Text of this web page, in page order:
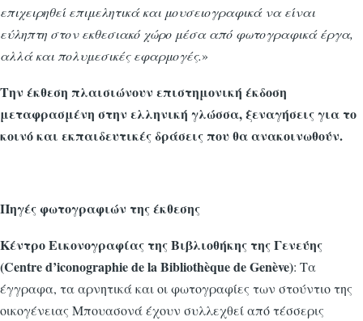
επιχειρηθεί επιμελητικά και μουσειογραφικά να είναι
εύληπτη στον εκθεσιακό χώρο μέσα από φωτογραφικά έργα,
αλλά και πολυμεσικές εφαρμογές.»
Την έκθεση πλαισιώνουν επιστημονική έκδοση
μεταφρασμένη στην ελληνική γλώσσα, ξεναγήσεις για το
κοινό και εκπαιδευτικές δράσεις που θα ανακοινωθούν.
Πηγές φωτογραφιών της έκθεσης
Κέντρο Εικονογραφίας της Βιβλιοθήκης της Γενεύης
(Centre d’iconographie de la Bibliothèque de Genève): Tα
έγγραφα, τα αρνητικά και οι φωτογραφίες των στούντιο της
οικογένειας Μπουασονά έχουν συλλεχθεί από τέσσερις